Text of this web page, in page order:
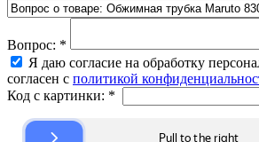
Вопрос: *
Я даю согласие на обработку
согласен с политикой
Код с картинки: *